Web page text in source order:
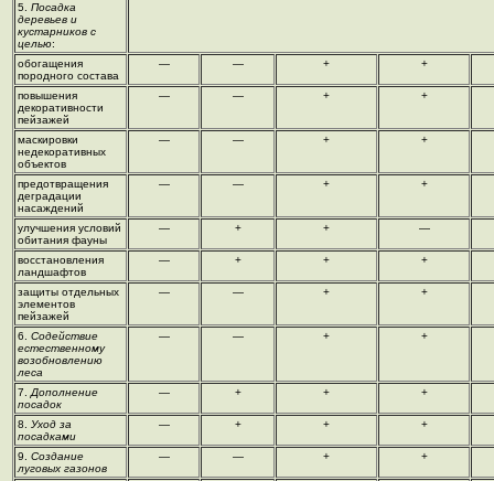
5. Посадка
деревьев и
кустарников с
целью:
обогащения
породного состава
— — + +
повышения
декоративности
пейзажей
— — + +
маскировки
недекоративных
объектов
— — + +
предотвращения
деградации
насаждений
— — + +
улучшения условий
обитания фауны
— + + —
восстановления
ландшафтов
— + + +
защиты отдельных
элементов
пейзажей
— — + +
6. Содействие
естественному
возобновлению
леса
— — + +
7. Дополнение
посадок
— + + +
8. Уход за
посадками
— + + +
9. Создание
луговых газонов
— — + +